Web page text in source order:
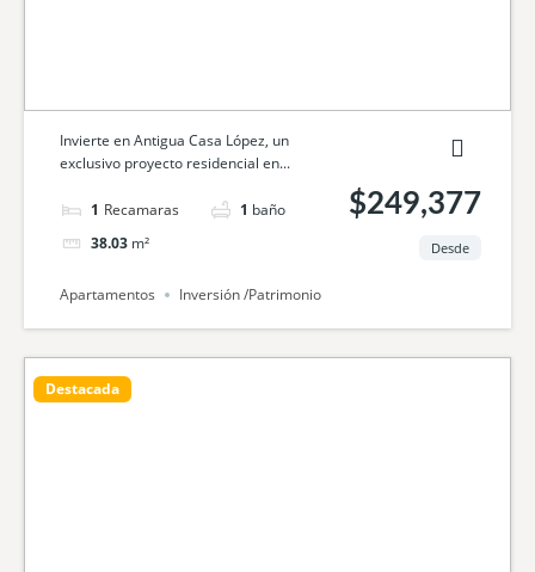
Invierte en Antigua Casa López, un
exclusivo proyecto residencial en...
1 cama 1 baño
38.03 m²
$249,377
Desde
Apartamentos Inversión /Patrimonio
Destacada